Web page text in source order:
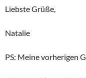
Liebste Grüße,
Natalie
PS: Meine vorherigen